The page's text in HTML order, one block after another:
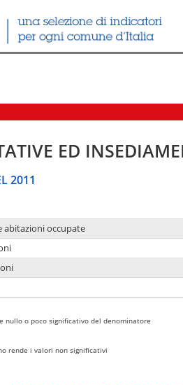
ED
2011
abitazioni occupate
nullo o poco significativo del denominatore
rende i valori non significativi